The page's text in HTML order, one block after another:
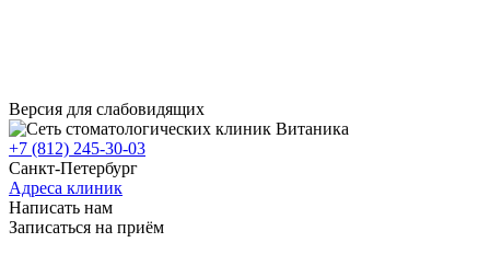
Версия для слабовидящих
+7 (812) 245-30-03
Санкт-Петербург
Адреса клиник
Написать нам
Записаться на приём